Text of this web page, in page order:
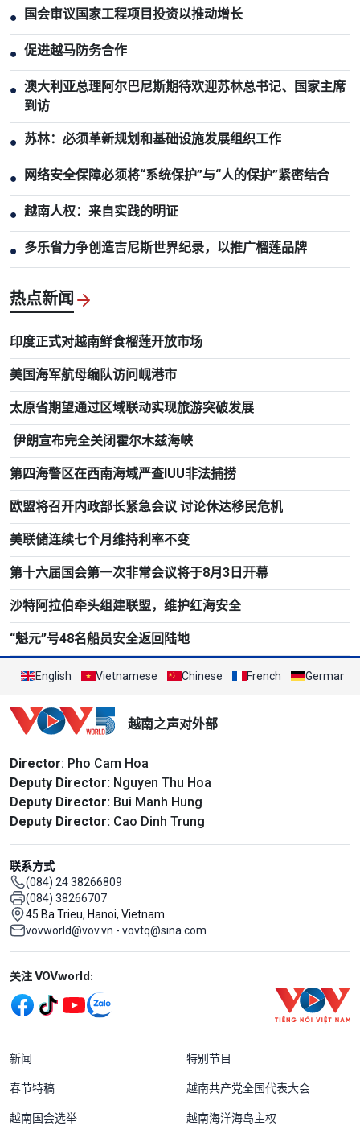
● 国会审议国家工程项目投资以推动增长
● 促进越马防务合作
● 澳大利亚总理阿尔巴尼斯期待欢迎苏林总书记、国家主席
到访
● 苏林：必须革新规划和基础设施发展组织工作
● 网络安全保障必须将“系统保护”与“人的保护”紧密结合
● 越南人权：来自实践的明证
● 多乐省力争创造吉尼斯世界纪录，以推广榴莲品牌
热点新闻
印度正式对越南鲜食榴莲开放市场
美国海军航母编队访问岘港市
太原省期望通过区域联动实现旅游突破发展
伊朗宣布完全关闭霍尔木兹海峡
第四海警区在西南海域严查IUU非法捕捞
欧盟将召开内政部长紧急会议 讨论休达移民危机
美联储连续七个月维持利率不变
第十六届国会第一次非常会议将于8月3日开幕
沙特阿拉伯牵头组建联盟，维护红海安全
“魁元”号48名船员安全返回陆地
English Vietnamese Chinese French German
越南之声对外部
Director: Pho Cam Hoa
Deputy Director: Nguyen Thu Hoa
Deputy Director: Bui Manh Hung
Deputy Director: Cao Dinh Trung
联系方式
(084) 24 38266809
(084) 38266707
45 Ba Trieu, Hanoi, Vietnam
vovworld@vov.vn - vovtq@sina.com
Mạng xã hội
关注 VOVworld:
Menu footer tiếng Trung Quốc
新闻 特别节目
春节特稿 越南共产党全国代表大会
越南国会选举 越南海洋海岛主权